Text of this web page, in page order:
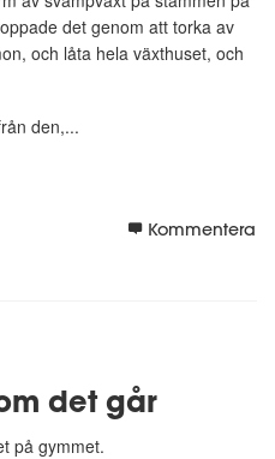
det genom att torka av
och låta hela växthuset, och
den,...
Kommentera
det går
på gymmet.